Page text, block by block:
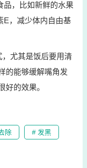
品，比如新鲜的水果
E，减少体内自由基
尤其是饭后要用清
的能够缓解嘴角发
好的效果。
除 # 发黑